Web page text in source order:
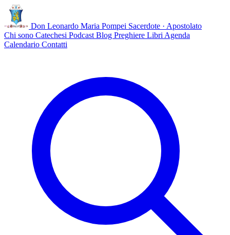
Don Leonardo Maria Pompei Sacerdote · Apostolato
Chi sono Catechesi Podcast Blog Preghiere Libri Agenda
Calendario Contatti